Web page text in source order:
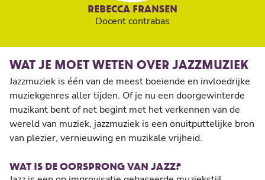
REBECCA FRANSEN
Docent contrabas
WAT JE MOET WETEN OVER JAZZMUZIEK
Jazzmuziek is één van de meest boeiende en invloedrijke
muziekgenres aller tijden. Of je nu een doorgewinterde
muzikant bent of net begint met het verkennen van de
wereld van muziek, jazzmuziek is een onuitputtelijke bron
van plezier, vernieuwing en muzikale vrijheid.
WAT IS DE OORSPRONG VAN JAZZ?